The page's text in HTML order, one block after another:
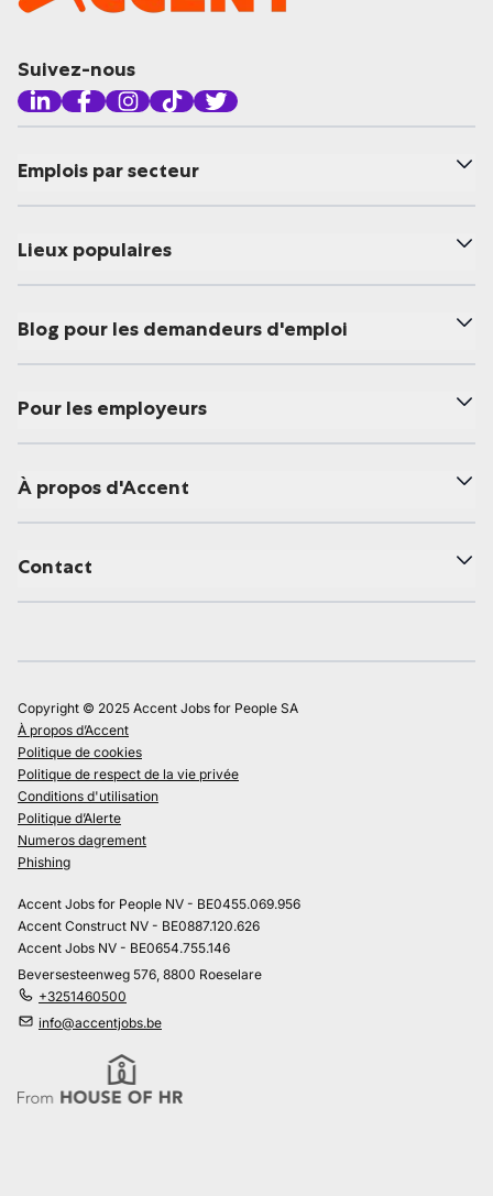
Suivez-nous
Emplois par secteur
Lieux populaires
Blog pour les demandeurs d'emploi
Pour les employeurs
À propos d'Accent
Contact
Copyright © 2025 Accent Jobs for People SA
À propos d’Accent
Politique de cookies
Politique de respect de la vie privée
Conditions d'utilisation
Politique d’Alerte
Numeros dagrement
Phishing
Accent Jobs for People NV - BE0455.069.956
Accent Construct NV - BE0887.120.626
Accent Jobs NV - BE0654.755.146
Beversesteenweg 576, 8800 Roeselare
+3251460500
info@accentjobs.be